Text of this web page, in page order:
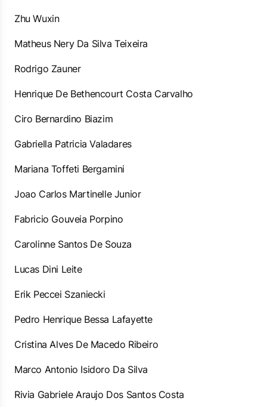
Zhu Wuxin
Matheus Nery Da Silva Teixeira
Rodrigo Zauner
Henrique De Bethencourt Costa Carvalho
Ciro Bernardino Biazim
Gabriella Patricia Valadares
Mariana Toffeti Bergamini
Joao Carlos Martinelle Junior
Fabricio Gouveia Porpino
Carolinne Santos De Souza
Lucas Dini Leite
Erik Peccei Szaniecki
Pedro Henrique Bessa Lafayette
Cristina Alves De Macedo Ribeiro
Marco Antonio Isidoro Da Silva
Rivia Gabriele Araujo Dos Santos Costa